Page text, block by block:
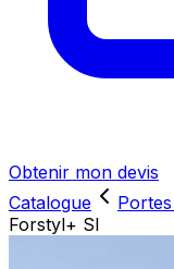
Obtenir mon devis
Catalogue
Forstyl+ SI